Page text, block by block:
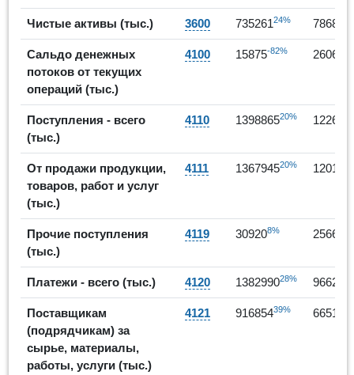
Чистые активы (тыс.) 3600 73526124% 786844
Сальдо денежных
потоков от текущих
операций (тыс.)
4100 15875-82% 260675
Поступления - всего
(тыс.)
4110 139886520%
От продажи продукции,
товаров, работ и услуг
(тыс.)
4111 136794520%
Прочие поступления
(тыс.)
4119 309208% 25665
Платежи - всего (тыс.) 4120 138299028% 966240
Поставщикам
(подрядчикам) за
сырье, материалы,
работы, услуги (тыс.)
4121 91685439% 665105